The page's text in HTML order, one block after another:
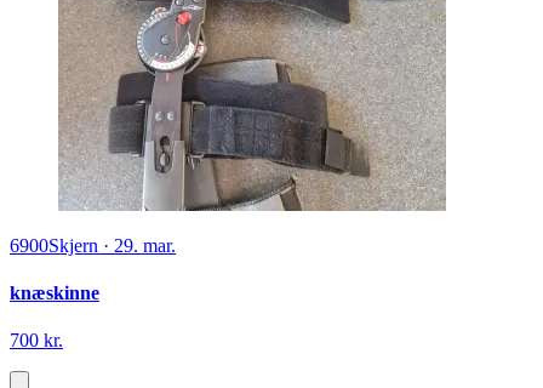
6900Skjern · 29. mar.
knæskinne
700 kr.